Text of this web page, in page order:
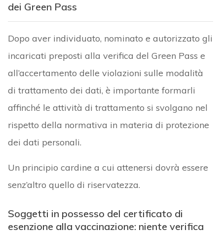
dei Green Pass
Dopo aver individuato, nominato e autorizzato gli
incaricati preposti alla verifica del Green Pass e
all’accertamento delle violazioni sulle modalità
di trattamento dei dati, è importante formarli
affinché le attività di trattamento si svolgano nel
rispetto della normativa in materia di protezione
dei dati personali.
Un principio cardine a cui attenersi dovrà essere
senz’altro quello di riservatezza.
Soggetti in possesso del certificato di
esenzione alla vaccinazione: niente verifica